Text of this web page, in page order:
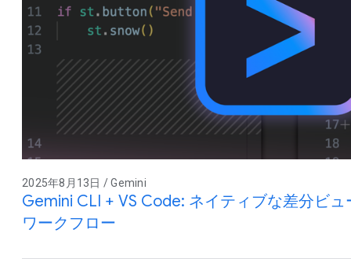
2025年8月13日 / Gemini
Gemini CLI + VS Code: ネイティブな差分ビ
ワークフロー